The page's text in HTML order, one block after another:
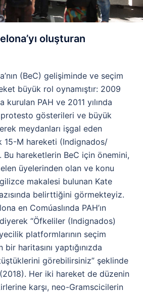
oluşturan
(BeC) gelişiminde ve seçim
büyük rol oynamıştır: 2009
kurulan PAH ve 2011 yılında
gösterileri ve büyük
meydanları işgal eden
15-M hareketi (Indignados/
hareketlerin BeC için önemini,
üyelerinden olan ve konu
makalesi bulunan Kate
belirttiğini görmekteyiz.
en Comúaslında PAH’ın
“Öfkeliler (Indignados)
platformlarının seçim
bir haritasını yaptığınızda
görebilirsiniz” şeklinde
Her iki hareket de düzenin
karşı, neo-Gramscicilerin